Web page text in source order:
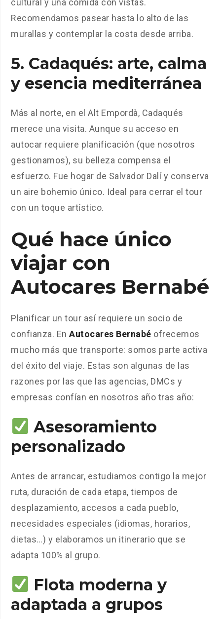
cultural y una comida con vistas.
Recomendamos pasear hasta lo alto de las
murallas y contemplar la costa desde arriba.
5. Cadaqués: arte, calma
y esencia mediterránea
Más al norte, en el Alt Empordà, Cadaqués
merece una visita. Aunque su acceso en
autocar requiere planificación (que nosotros
gestionamos), su belleza compensa el
esfuerzo. Fue hogar de Salvador Dalí y conserva
un aire bohemio único. Ideal para cerrar el tour
con un toque artístico.
Qué hace único
viajar con
Autocares Bernabé
Planificar un tour así requiere un socio de
confianza. EnAutocares Bernabé ofrecemos
mucho más que transporte: somos parte activa
del éxito del viaje. Estas son algunas de las
razones por las que las agencias, DMCs y
empresas confían en nosotros año tras año:
Asesoramiento
personalizado
Antes de arrancar, estudiamos contigo la mejor
ruta, duración de cada etapa, tiempos de
desplazamiento, accesos a cada pueblo,
necesidades especiales (idiomas, horarios,
dietas…) y elaboramos un itinerario que se
adapta 100% al grupo.
Flota moderna y
adaptada a grupos